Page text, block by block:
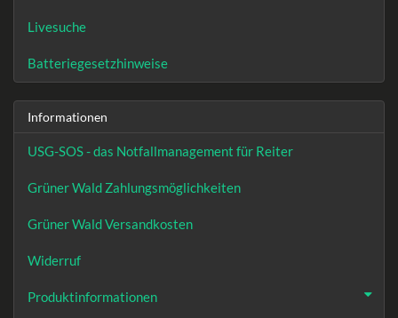
Livesuche
Batteriegesetzhinweise
Informationen
USG-SOS - das Notfallmanagement für Reiter
Grüner Wald Zahlungsmöglichkeiten
Grüner Wald Versandkosten
Widerruf
Produktinformationen